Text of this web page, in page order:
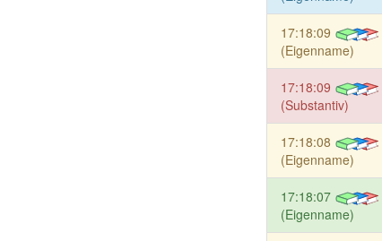
17:18:09
(Eigenname)
17:18:09
(Substantiv)
17:18:08
(Eigenname)
17:18:07
(Eigenname)